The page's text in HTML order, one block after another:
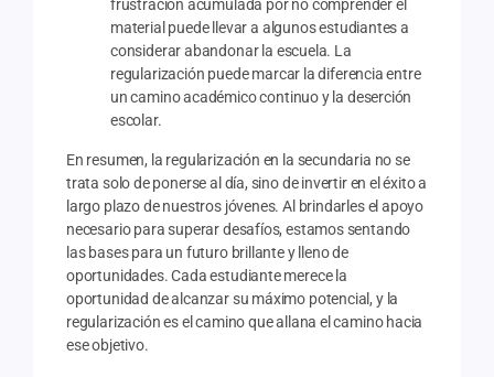
frustración acumulada por no comprender el
material puede llevar a algunos estudiantes a
considerar abandonar la escuela. La
regularización puede marcar la diferencia entre
un camino académico continuo y la deserción
escolar.
En resumen, la regularización en la secundaria no se
trata solo de ponerse al día, sino de invertir en el éxito a
largo plazo de nuestros jóvenes. Al brindarles el apoyo
necesario para superar desafíos, estamos sentando
las bases para un futuro brillante y lleno de
oportunidades. Cada estudiante merece la
oportunidad de alcanzar su máximo potencial, y la
regularización es el camino que allana el camino hacia
ese objetivo.